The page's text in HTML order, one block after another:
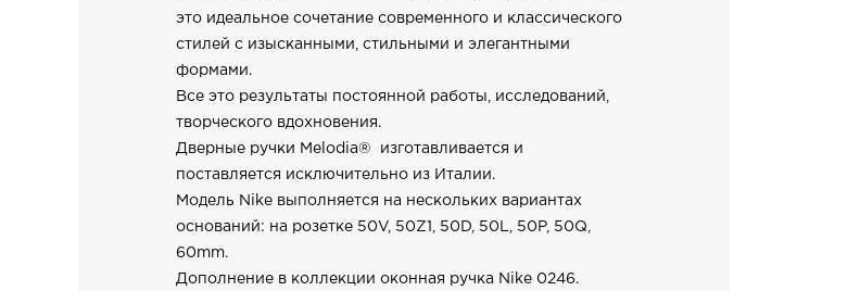
это идеальное сочетание современного и классического
стилей с изысканными, стильными и элегантными
формами.
Все это результаты постоянной работы, исследований,
творческого вдохновения.
Дверные ручки Melodia® изготавливается и
поставляется исключительно из Италии.
Модель Nike выполняется на нескольких вариантах
оснований: на розетке 50V, 50Z1, 50D, 50L, 50P, 50Q,
60mm.
Дополнение в коллекции оконная ручка Nike 0246.